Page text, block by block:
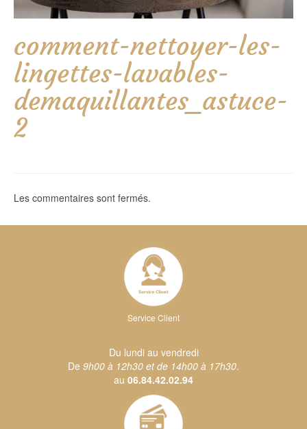
comment-nettoyer-les-
lingettes-lavables-
demaquillantes_astuce-
2
Les commentaires sont fermés.
Service Client
Du lundi au vendredi
De 9h00 à 12h30 et de 14h00 à 17h30.
au 06.84.42.02.94